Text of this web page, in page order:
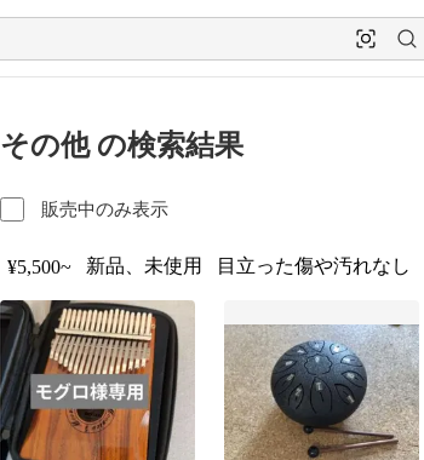
その他 の検索結果
販売中のみ表示
¥5,500~ 新品、未使用 目立った傷や汚れなし